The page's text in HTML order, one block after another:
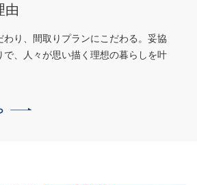
由
り、間取りプランにこだわる。 妥協
で、人々が思い描く理想の暮らしを叶